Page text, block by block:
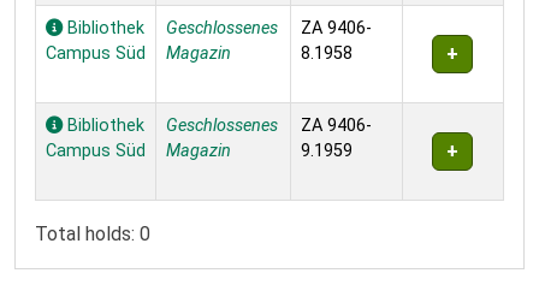
Bibliothek
Campus Süd
Geschlossenes
Magazin
ZA 9406-
8.1958
Bibliothek
Campus Süd
Geschlossenes
Magazin
ZA 9406-
9.1959
Total holds: 0